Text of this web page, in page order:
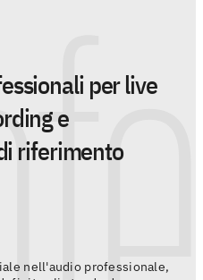
per live
e
riferimento
nell'audio professionale,